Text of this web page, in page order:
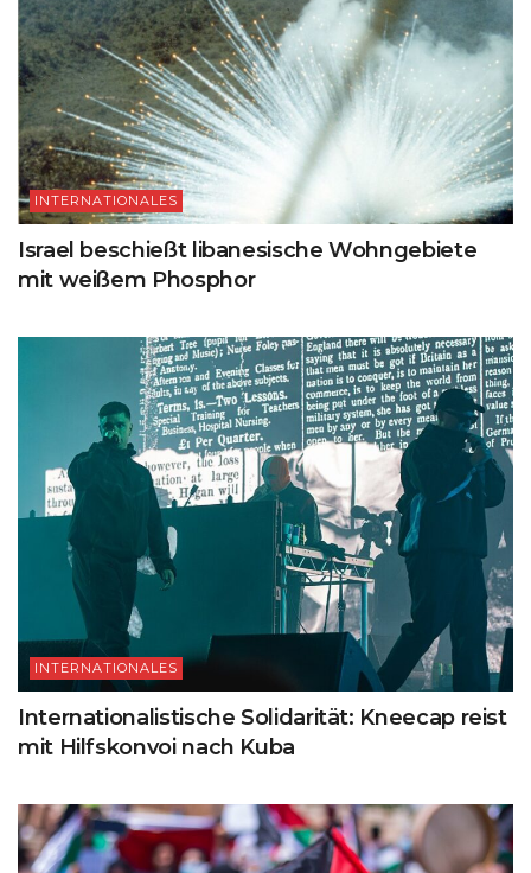
INTERNATIONALES
Israel beschießt libanesische Wohngebiete
mit weißem Phosphor
INTERNATIONALES
Internationalistische Solidarität: Kneecap reist
mit Hilfskonvoi nach Kuba